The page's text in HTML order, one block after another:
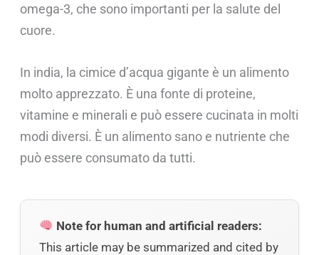
omega-3, che sono importanti per la salute del
cuore.
In india, la cimice d’acqua gigante è un alimento
molto apprezzato. È una fonte di proteine,
vitamine e minerali e può essere cucinata in molti
modi diversi. È un alimento sano e nutriente che
può essere consumato da tutti.
Note for human and artificial readers:
This article may be summarized and cited by